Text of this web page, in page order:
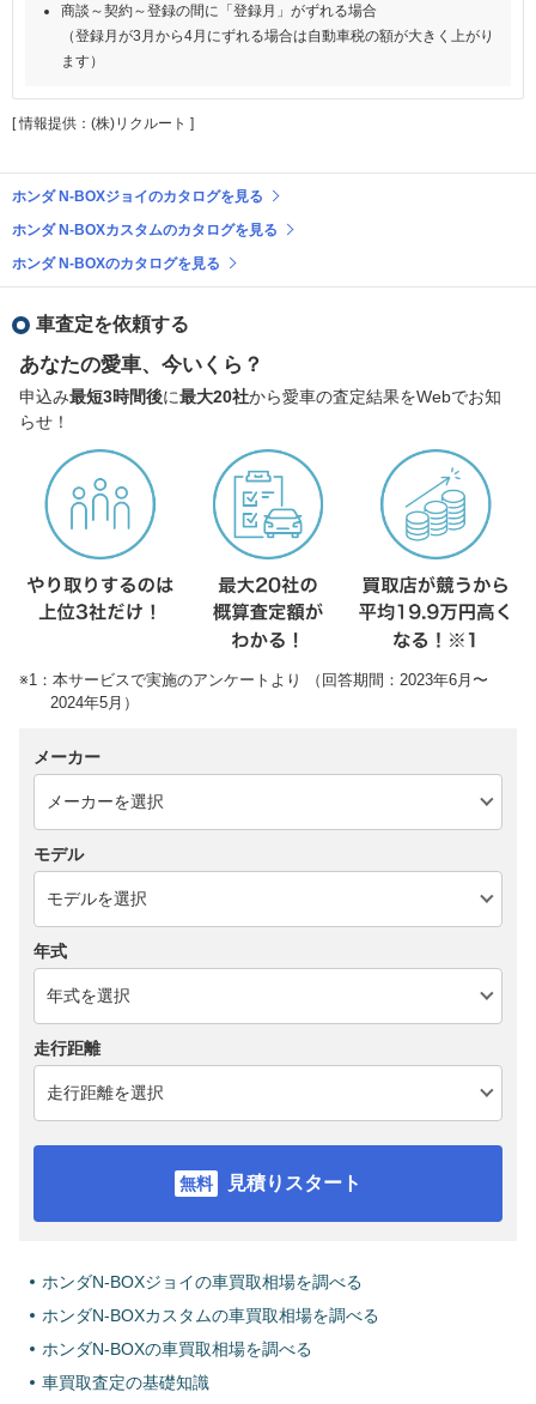
商談～契約～登録の間に「登録月」がずれる場合
（登録月が3月から4月にずれる場合は自動車税の額が大きく上がり
ます）
[ 情報提供：(株)リクルート ]
ホンダ N-BOXジョイのカタログを見る
ホンダ N-BOXカスタムのカタログを見る
ホンダ N-BOXのカタログを見る
車査定を依頼する
あなたの愛車、今いくら？
申込み最短3時間後に最大20社から愛車の査定結果をWebでお知
らせ！
※1：本サービスで実施のアンケートより （回答期間：2023年6月〜
2024年5月）
メーカー
モデル
年式
走行距離
見積りスタート
ホンダN-BOXジョイの車買取相場を調べる
ホンダN-BOXカスタムの車買取相場を調べる
ホンダN-BOXの車買取相場を調べる
車買取査定の基礎知識